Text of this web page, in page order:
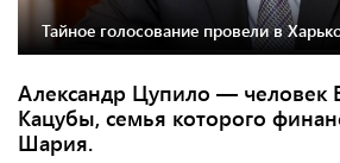
Тайное голосование провели в
Александр Цупило — человек
Кацубы, семья которого
Шария.